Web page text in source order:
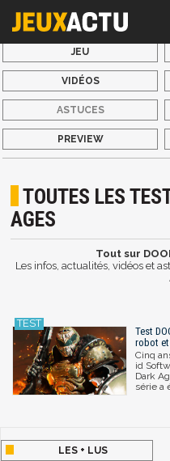
JEU
VIDÉOS
ASTUCES
PREVIEW
TOUTES LES
AGES
Tout sur
Les infos, actualités, vidéos et
Test
robot
Cinq
id
Dark
série a
LES + LUS